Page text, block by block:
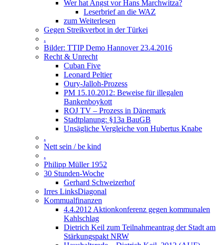
Wer hat Angst vor Hans Marchwitza?
Leserbrief an die WAZ
zum Weiterlesen
Gegen Streikverbot in der Türkei
.
Bilder: TTIP Demo Hannover 23.4.2016
Recht & Unrecht
Cuban Five
Leonard Peltier
Oury-Jalloh-Prozess
PM 15.10.2012: Beweise für illegalen
Bankenboykott
ROJ TV – Prozess in Dänemark
Stadtplanung: §13a BauGB
Unsägliche Vergleiche von Hubertus Knabe
.
Nett sein / be kind
.
Philipp Müller 1952
30 Stunden-Woche
Gerhard Schweizerhof
Irres LinksDiagonal
Kommualfinanzen
4.4.2012 Aktionkonferenz gegen kommunalen
Kahlschlag
Dietrich Keil zum Teilnahmeantrag der Stadt am
Stärkungspakt NRW